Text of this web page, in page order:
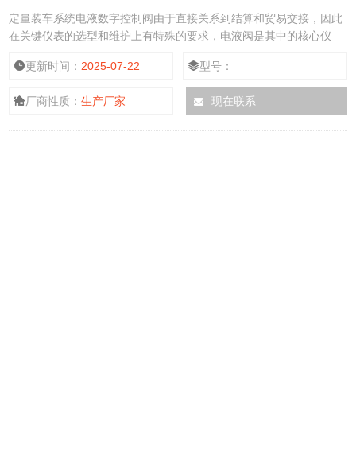
定量装车系统电液数字控制阀由于直接关系到结算和贸易交接，因此
在关键仪表的选型和维护上有特殊的要求，电液阀是其中的核心仪
在定量装车系统上的应用、结构特点及控制运行方式，并根据其运行
特点提出了需要关注反面，从而在实际应用中提高灌装系统的稳定
性，使整个系统达到快速、高效和准确的要求。
更新时间： 2025-07-22 型号：
厂商性质：生产厂家 现在联系